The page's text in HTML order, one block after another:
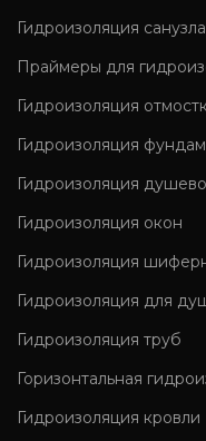
Гидроизоляция санузла
Праймеры для
Гидроизоляция
Гидроизоляция
Гидроизоляция
Гидроизоляция окон
Гидроизоляция
Гидроизоляция для
Гидроизоляция труб
Горизонтальная
Гидроизоляция кровли